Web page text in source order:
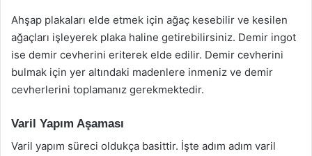
Ahşap plakaları elde etmek için ağaç kesebilir ve kesilen
ağaçları işleyerek plaka haline getirebilirsiniz. Demir ingot
ise demir cevherini eriterek elde edilir. Demir cevherini
bulmak için yer altındaki madenlere inmeniz ve demir
cevherlerini toplamanız gerekmektedir.
Varil Yapım Aşaması
Varil yapım süreci oldukça basittir. İşte adım adım varil